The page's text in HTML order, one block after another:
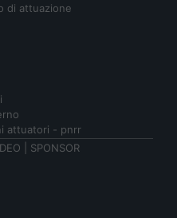
di attuazione
attuatori - pnrr
SPONSOR